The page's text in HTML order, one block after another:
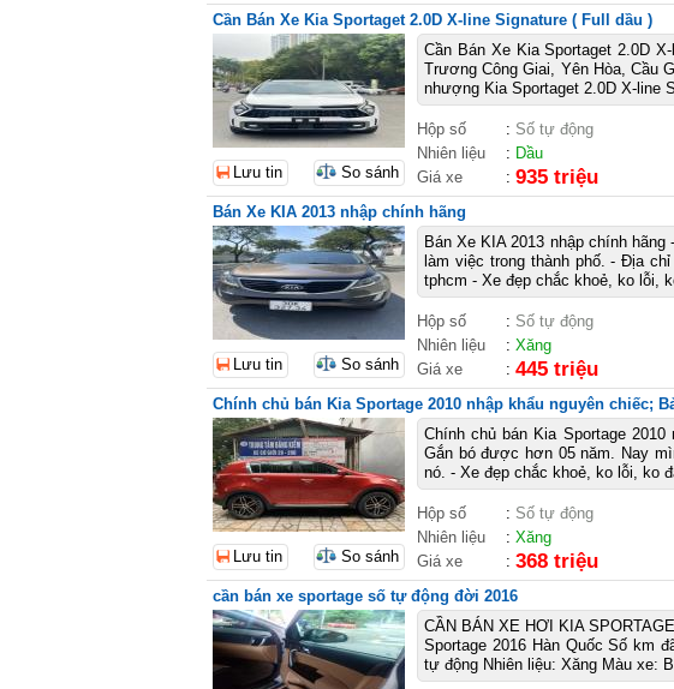
Cần Bán Xe Kia Sportaget 2.0D X-line Signature ( Full dầu )
Cần Bán Xe Kia Sportaget 2.0D
Trương Công Giai, Yên Hòa, Cầu
nhượng Kia Sportaget 2.0D X-line
Hộp số : Số tự động
Nhiên liệu
: Dầu
Giá xe
: 935 triệu
Lưu tin So sánh
Bán Xe KIA 2013 nhập chính hãng
Bán Xe KIA 2013 nhập chính
làm việc trong thành phố. - Địa
tphcm - Xe đẹp chắc khoẻ, ko lỗi,
Hộp số : Số tự động
Nhiên liệu
: Xăng
Giá xe
: 445 triệu
Lưu tin So sánh
Chính chủ bán Kia Sportage 2010 nhập khẩu nguyên chiếc;
Chính chủ bán Kia Sportage
Gắn bó được hơn 05 năm. Nay
nó. - Xe đẹp chắc khoẻ, ko lỗi, ko
Hộp số : Số tự động
Nhiên liệu
: Xăng
Giá xe
: 368 triệu
Lưu tin So sánh
cần bán xe sportage số tự động đời 2016
CẦN BÁN XE HƠI KIA
Sportage 2016 Hàn Quốc Số km
tự động Nhiên liệu: Xăng Màu xe: